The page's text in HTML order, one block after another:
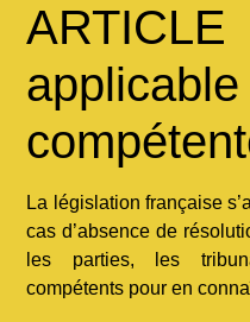
La législation française
cas d’absence de
les parties, les
compétents pour en